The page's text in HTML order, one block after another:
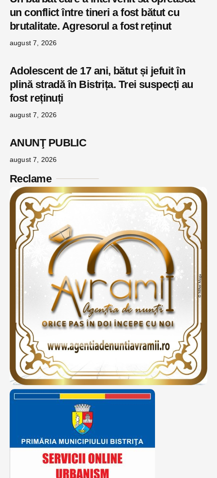
un conflict între tineri a fost bătut cu
brutalitate. Agresorul a fost reținut
august 7, 2026
Adolescent de 17 ani, bătut și jefuit în
plină stradă în Bistrița. Trei suspecți au
fost reținuți
august 7, 2026
ANUNŢ PUBLIC
august 7, 2026
Reclame